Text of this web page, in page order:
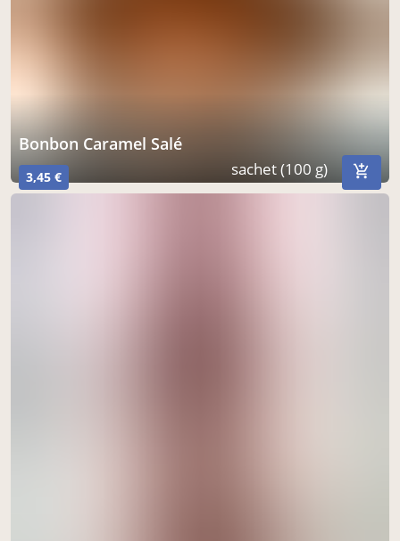
Bonbon Caramel Salé
3,45 € sachet (100 g)